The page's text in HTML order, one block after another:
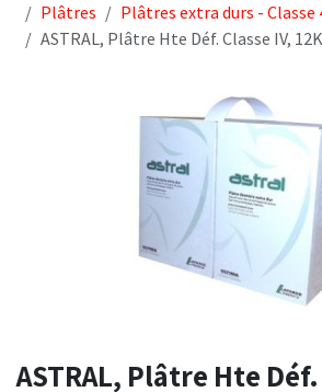
Plâtres
Plâtres extra durs - Classe
ASTRAL, Plâtre Hte Déf. Classe IV,
ASTRAL, Plâtre Hte